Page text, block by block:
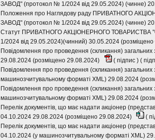
ЗАВОД" (протокол № 1/2024 від 29.05.2024) (чинне)
Положення про Наглядову раду ПРИВАТНОГО
ЗАВОД" (протокол № 1/2024 від 29.05.2024) (чинне)
Статут ПРИВАТНОГО АКЦІОНЕРНОГО
1/2024 від 29.05.2024)(чинний) 30.05.2024
Повідомлення про проведення (скликання)
29.08.2024 (розміщено 29.08.2024)
( підпис ) (
Повідомлення про проведення (скликання)
машинозчитувальному форматі XML) 29.08.2024
Повідомлення про проведення (скликання)
машинозчитувальному форматі XML) 29.08.2024
Перелік документів, що має надати акціонер
04.10.2024 29.08.2024 (розміщено 29.08.2024)
(
Перелік документів, що має надати акціонер
04.10.2024 (у машинозчитувальному форматі XML)